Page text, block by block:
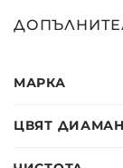
МАРКА
ЦВЯТ